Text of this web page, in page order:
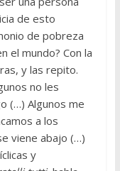
de esto
de pobreza
el mundo? Con la
y las repito.
no les
(…) Algunos me
a los
viene abajo (…)
y